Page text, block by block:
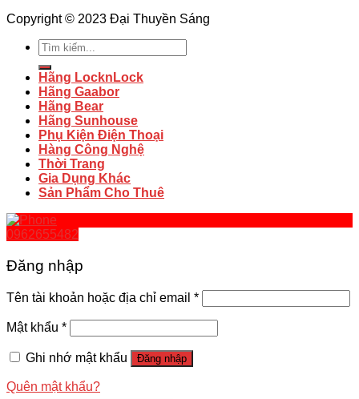
Copyright © 2023 Đại Thuyền Sáng
Tìm
kiếm:
Hãng LocknLock
Hãng Gaabor
Hãng Bear
Hãng Sunhouse
Phụ Kiện Điện Thoại
Hàng Công Nghệ
Thời Trang
Gia Dụng Khác
Sản Phẩm Cho Thuê
0962655482
Đăng nhập
Tên tài khoản hoặc địa chỉ email *
Mật khẩu *
Ghi nhớ mật khẩu Đăng nhập
Quên mật khẩu?